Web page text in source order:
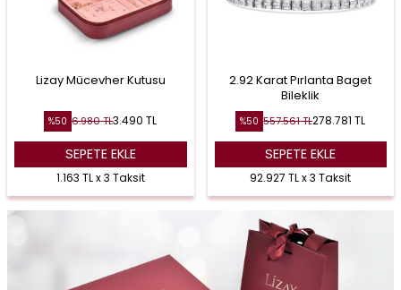
Lizay Mücevher Kutusu
%50 6.980TL3.490 TL
SEPETE EKLE
1.163 TL x 3 Taksit
2.92 Karat Pırlanta Baget
Bileklik
%50 557.561TL278.781 TL
SEPETE EKLE
92.927 TL x 3 Taksit